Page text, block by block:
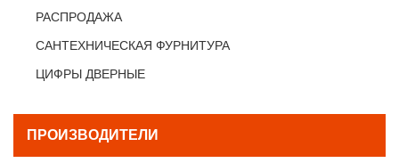
РАСПРОДАЖА
САНТЕХНИЧЕСКАЯ ФУРНИТУРА
ЦИФРЫ ДВЕРНЫЕ
ПРОИЗВОДИТЕЛИ